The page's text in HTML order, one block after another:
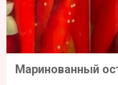
Маринованный